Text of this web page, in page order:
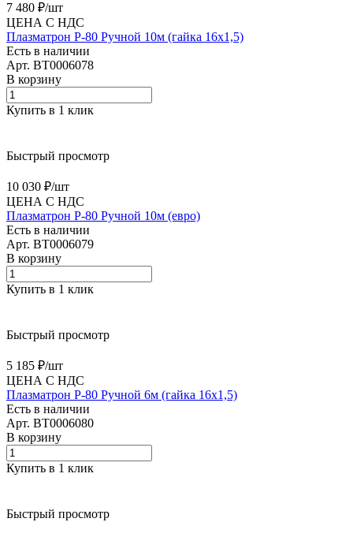
7 480 ₽/шт
ЦЕНА С НДС
Плазматрон P-80 Ручной 10м (гайка 16х1,5)
Есть в наличии
Арт. BT0006078
В корзину
Купить в 1 клик
Быстрый просмотр
10 030 ₽/шт
ЦЕНА С НДС
Плазматрон P-80 Ручной 10м (евро)
Есть в наличии
Арт. BT0006079
В корзину
Купить в 1 клик
Быстрый просмотр
5 185 ₽/шт
ЦЕНА С НДС
Плазматрон P-80 Ручной 6м (гайка 16х1,5)
Есть в наличии
Арт. BT0006080
В корзину
Купить в 1 клик
Быстрый просмотр